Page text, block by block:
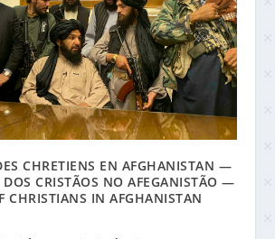
CHRETIENS EN AFGHANISTAN —
DOS CRISTÃOS NO AFEGANISTÃO —
CHRISTIANS IN AFGHANISTAN